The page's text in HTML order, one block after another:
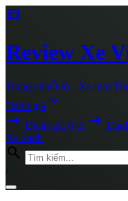
directions_car
Review Xe
Trang chủÔ tô - Xe máy
Đánh giá expand_more
arrow_right_alt Đánh giá ô tô arrow_right_alt
Xe xanh
search